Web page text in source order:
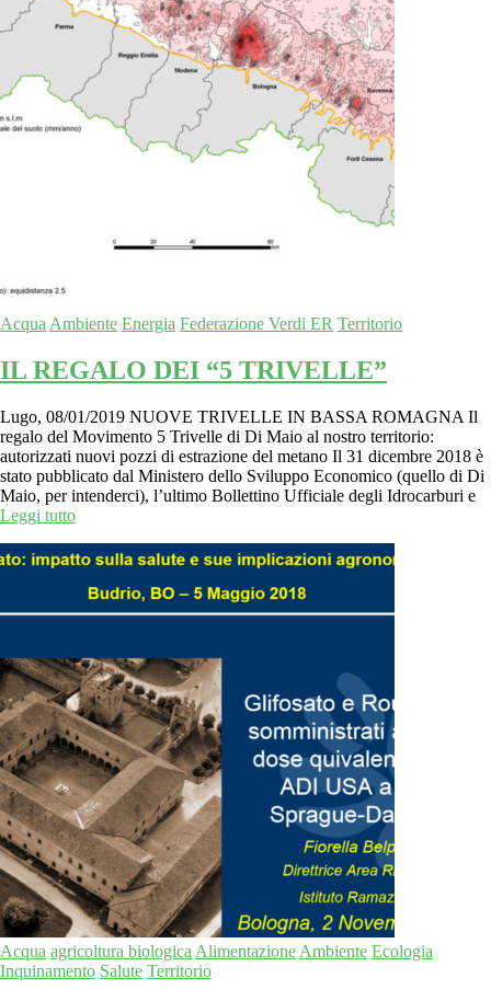
Acqua Ambiente Energia Federazione Verdi ER Territorio
IL REGALO DEI “5 TRIVELLE”
Lugo, 08/01/2019 NUOVE TRIVELLE IN BASSA ROMAGNA Il
regalo del Movimento 5 Trivelle di Di Maio al nostro territorio:
autorizzati nuovi pozzi di estrazione del metano Il 31 dicembre 2018 è
stato pubblicato dal Ministero dello Sviluppo Economico (quello di Di
Maio, per intenderci), l’ultimo Bollettino Ufficiale degli Idrocarburi e
Leggi tutto
Acqua agricoltura biologica Alimentazione Ambiente Ecologia
Inquinamento Salute Territorio